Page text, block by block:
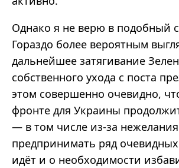
Однако я не верю в подобный
Гораздо более вероятным
дальнейшее затягивание
собственного ухода с поста
этом совершенно очевидно,
фронте для Украины
— в том числе из-за
предпринимать ряд
идёт и о необходимости